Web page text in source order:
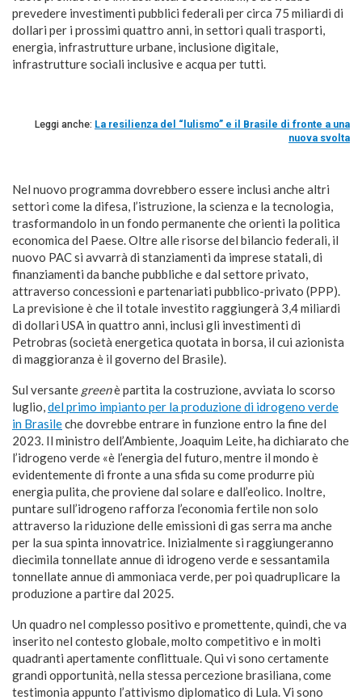
prevedere investimenti pubblici federali per circa 75 miliardi di
dollari per i prossimi quattro anni, in settori quali trasporti,
energia, infrastrutture urbane, inclusione digitale,
infrastrutture sociali inclusive e acqua per tutti.
Leggi anche: La resilienza del “lulismo” e il Brasile di fronte a una
nuova svolta
Nel nuovo programma dovrebbero essere inclusi anche altri
settori come la difesa, l’istruzione, la scienza e la tecnologia,
trasformandolo in un fondo permanente che orienti la politica
economica del Paese. Oltre alle risorse del bilancio federali, il
nuovo PAC si avvarrà di stanziamenti da imprese statali, di
finanziamenti da banche pubbliche e dal settore privato,
attraverso concessioni e partenariati pubblico-privato (PPP).
La previsione è che il totale investito raggiungerà 3,4 miliardi
di dollari USA in quattro anni, inclusi gli investimenti di
Petrobras (società energetica quotata in borsa, il cui azionista
di maggioranza è il governo del Brasile).
Sul versante greenè partita la costruzione, avviata lo scorso
luglio,del primo impianto per la produzione di idrogeno verde
in Brasileche dovrebbe entrare in funzione entro la fine del
2023. Il ministro dell’Ambiente, Joaquim Leite, ha dichiarato che
l’idrogeno verde «è l’energia del futuro, mentre il mondo è
evidentemente di fronte a una sfida su come produrre più
energia pulita, che proviene dal solare e dall’eolico. Inoltre,
puntare sull’idrogeno rafforza l’economia fertile non solo
attraverso la riduzione delle emissioni di gas serra ma anche
per la sua spinta innovatrice. Inizialmente si raggiungeranno
diecimila tonnellate annue di idrogeno verde e sessantamila
tonnellate annue di ammoniaca verde, per poi quadruplicare la
produzione a partire dal 2025.
Un quadro nel complesso positivo e promettente, quindi, che va
inserito nel contesto globale, molto competitivo e in molti
quadranti apertamente conflittuale. Qui vi sono certamente
grandi opportunità, nella stessa percezione brasiliana, come
testimonia appunto l’attivismo diplomatico di Lula. Vi sono